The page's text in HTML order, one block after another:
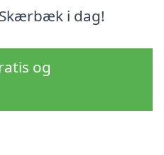
i dag!
og